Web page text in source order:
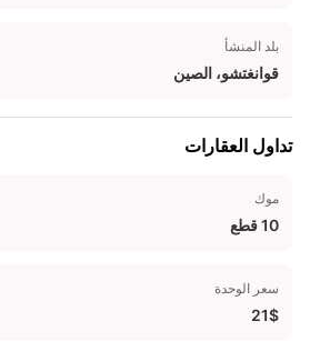
بلد المنشأ
قوانغتشو، الصين
تداول العقارات
موك
10 قطع
سعر الوحدة
21$